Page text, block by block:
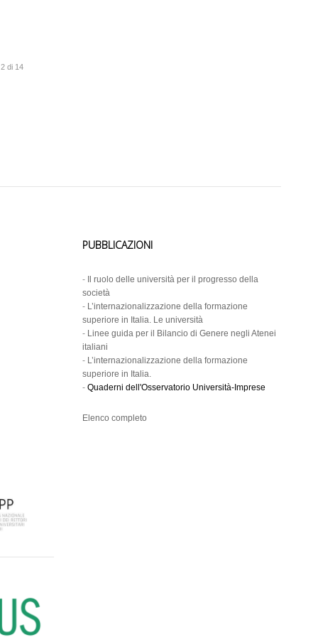
di 14
PUBBLICAZIONI
-
Il ruolo delle università per il progresso della
società
- L’internazionalizzazione della formazione
superiore in Italia. Le università
- Linee guida per il Bilancio di Genere negli Atenei
italiani
- L’internazionalizzazione della formazione
superiore in Italia.
- Quaderni dell'Osservatorio Università-Imprese
Elenco completo